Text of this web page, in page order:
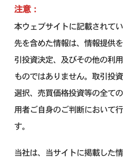
注意：
本ウェブサイトに記載されて
先を含めた情報は、情報提供
引投資決定、及びその他の利
ものではありません。取引投
選択、売買価格投資等の全て
用者ご自身のご判断において
す。
当社は、当サイトに掲載した